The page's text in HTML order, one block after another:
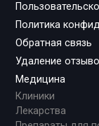
Политика
Обратная связь
Удаление
Медицина
Клиники
Лекарства